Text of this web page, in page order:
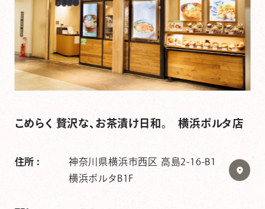
こめらく 贅沢な、お茶漬け日和。 横浜ポルタ店
住所 :
神奈川県横浜市西区 高島2-16-B1
横浜ポルタB1F